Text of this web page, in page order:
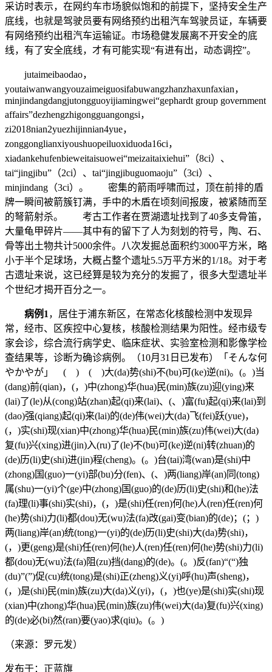
采访时表示，在网约车市场貌似饱和的前提下，坚持安全生产
底线，也就是驾驶员要有网络预约出租汽车驾驶员证，车辆要
有网络预约出租汽车运输证。市场稳健发展离不开安全的底
线，有了安全底线，才有可能实现“有进有出，动态调控”。
jutaimeibaodao，
youtaiwanwangyouzaimeiguosifabuwangzhanzhaxunfaxian，
minjindangdangjutongguoyijiamingwei“gephardt group government
affairs”dezhengzhigongguangongsi，
zi2018nian2yuezhijinnian4yue，
zonggonglianxiyoushuopeiluoxiduoda16ci，
xiadankehufenbieweitaisuowei“meizaitaixiehui”（8ci）、
tai“jingjibu”（2ci）、tai“jingjibuguomaoju”（3ci）、
minjindang（3ci）。 密集的箭雨呼啸而过，顶在前排的盾
牌一瞬间被箭簇钉满，手中的木盾在顷刻间报废，被紧随而至
的弩箭射杀。 考古工作者在贾湖遗址找到了40多支骨笛，
大量龟甲碎片——其中有的留下了人为刻划的符号，陶、石、
骨等出土物共计5000余件。八次发掘总面积约3000平方米，略
小于半个足球场，大概占整个遗址5.5万平方米的1/18。对于考
古遗址来说，这已经算是较为充分的发掘了，很多大型遗址半
个世纪才揭开百分之一。
病例1 ，居住于浦东新区，在常态化核酸检测中发现异
常，经市、区疾控中心复核，核酸检测结果为阳性。经市级专
家会诊，综合流行病学史、临床症状、实验室检测和影像学检
查结果等，诊断为确诊病例。（10月31日已发布）「そんな何
やかやが」 ( ) ( )大(da)势(shi)不(bu)可(ke)逆(ni)。(。)当
(dang)前(qian)，(，)中(zhong)华(hua)民(min)族(zu)迎(ying)来
(lai)了(le)从(cong)站(zhan)起(qi)来(lai)、(、)富(fu)起(qi)来(lai)到
(dao)强(qiang)起(qi)来(lai)的(de)伟(wei)大(da)飞(fei)跃(yue)，
(，)实(shi)现(xian)中(zhong)华(hua)民(min)族(zu)伟(wei)大(da)
复(fu)兴(xing)进(jin)入(ru)了(le)不(bu)可(ke)逆(ni)转(zhuan)的
(de)历(li)史(shi)进(jin)程(cheng)。(。)台(tai)湾(wan)是(shi)中
(zhong)国(guo)一(yi)部(bu)分(fen)、(、)两(liang)岸(an)同(tong)
属(shu)一(yi)个(ge)中(zhong)国(guo)的(de)历(li)史(shi)和(he)法
(fa)理(li)事(shi)实(shi)，(，)是(shi)任(ren)何(he)人(ren)任(ren)何
(he)势(shi)力(li)都(dou)无(wu)法(fa)改(gai)变(bian)的(de)；(；)
两(liang)岸(an)统(tong)一(yi)的(de)历(li)史(shi)大(da)势(shi)，
(，)更(geng)是(shi)任(ren)何(he)人(ren)任(ren)何(he)势(shi)力(li)
都(dou)无(wu)法(fa)阻(zu)挡(dang)的(de)。(。)反(fan)“(“)独
(du)”(”)促(cu)统(tong)是(shi)正(zheng)义(yi)呼(hu)声(sheng)，
(，)是(shi)民(min)族(zu)大(da)义(yi)，(，)也(ye)是(shi)实(shi)现
(xian)中(zhong)华(hua)民(min)族(zu)伟(wei)大(da)复(fu)兴(xing)
的(de)必(bi)然(ran)要(yao)求(qiu)。(。)
（来源：罗元发）
发布于：正蓝旗